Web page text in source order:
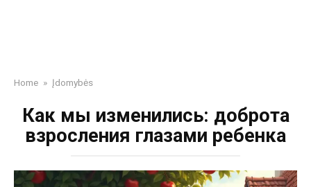
Home » Įdomybės
Как мы изменились: доброта
взросления глазами ребенка